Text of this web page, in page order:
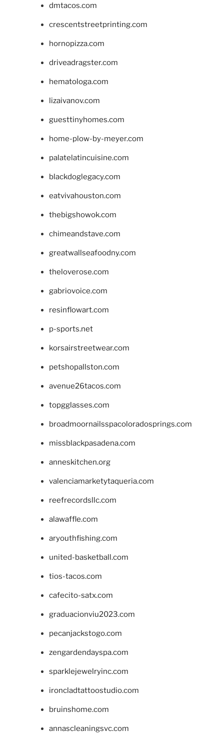
dmtacos.com
crescentstreetprinting.com
hornopizza.com
driveadragster.com
hematologa.com
lizaivanov.com
guesttinyhomes.com
home-plow-by-meyer.com
palatelatincuisine.com
blackdoglegacy.com
eatvivahouston.com
thebigshowok.com
chimeandstave.com
greatwallseafoodny.com
theloverose.com
gabriovoice.com
resinflowart.com
p-sports.net
korsairstreetwear.com
petshopallston.com
avenue26tacos.com
topgglasses.com
broadmoornailsspacoloradosprings.com
missblackpasadena.com
anneskitchen.org
valenciamarketytaqueria.com
reefrecordsllc.com
alawaffle.com
aryouthfishing.com
united-basketball.com
tios-tacos.com
cafecito-satx.com
graduacionviu2023.com
pecanjackstogo.com
zengardendayspa.com
sparklejewelryinc.com
ironcladtattoostudio.com
bruinshome.com
annascleaningsvc.com